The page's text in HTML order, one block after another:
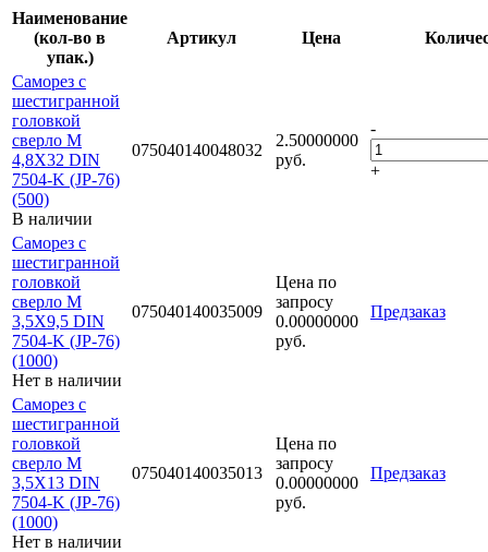
Наименование
(кол-во в
упак.)
Артикул Цена
Саморез с
шестигранной
головкой
сверло М
4,8Х32 DIN
7504-K (JP-76)
(500)
В наличии
075040140048032
2.50000000
руб.
-
+
Саморез с
шестигранной
головкой
сверло М
3,5Х9,5 DIN
7504-K (JP-76)
(1000)
Нет в наличии
075040140035009
Цена по
запросу
0.00000000
руб.
Предзаказ
Саморез с
шестигранной
головкой
сверло М
3,5Х13 DIN
7504-K (JP-76)
(1000)
Нет в наличии
075040140035013
Цена по
запросу
0.00000000
руб.
Предзаказ